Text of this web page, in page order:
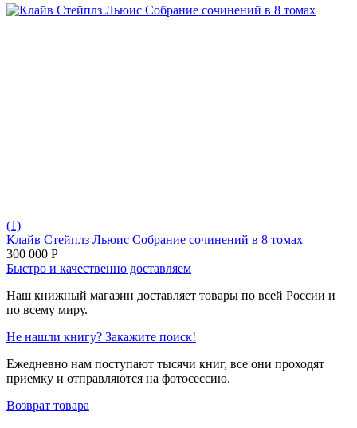
(1)
Клайв Стейплз Льюис Собрание сочинений в 8 томах
300 000 Р
Быстро и качественно доставляем
Наш книжный магазин доставляет товары по всей России и
по всему миру.
Не нашли книгу? Закажите поиск!
Ежедневно нам поступают тысячи книг, все они проходят
приемку и отправляются на фотосессию.
Возврат товара